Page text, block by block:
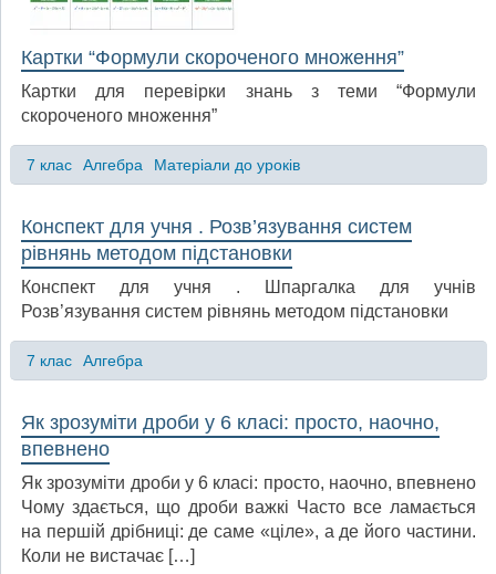
Картки “Формули скороченого множення”
Картки для перевірки знань з теми “Формули
скороченого множення”
7 клас Алгебра Матеріали до уроків
Конспект для учня . Розв’язування систем
рівнянь методом підстановки
Конспект для учня . Шпаргалка для учнів
Розв’язування систем рівнянь методом підстановки
7 клас Алгебра
Як зрозуміти дроби у 6 класі: просто, наочно,
впевнено
Як зрозуміти дроби у 6 класі: просто, наочно, впевнено
Чому здається, що дроби важкі Часто все ламається
на першій дрібниці: де саме «ціле», а де його частини.
Коли не вистачає […]